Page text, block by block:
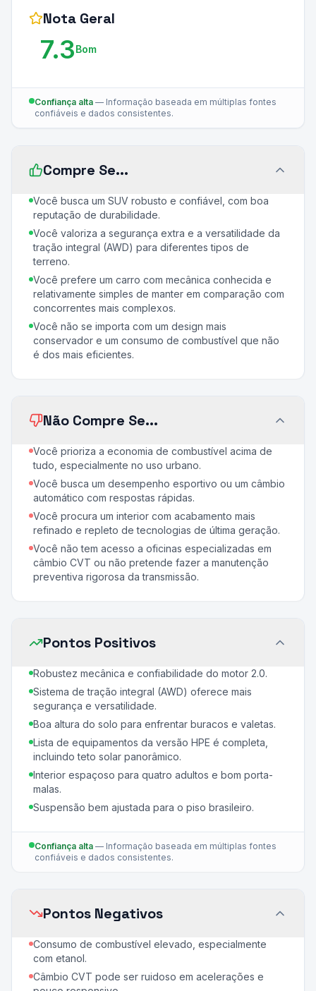
Nota Geral
7.3Bom
Confiança alta — Informação baseada em múltiplas fontes
confiáveis e dados consistentes.
Compre Se...
Você busca um SUV robusto e confiável, com boa
reputação de durabilidade.
Você valoriza a segurança extra e a versatilidade da
tração integral (AWD) para diferentes tipos de
terreno.
Você prefere um carro com mecânica conhecida e
relativamente simples de manter em comparação com
concorrentes mais complexos.
Você não se importa com um design mais
conservador e um consumo de combustível que não
é dos mais eficientes.
Não Compre Se...
Você prioriza a economia de combustível acima de
tudo, especialmente no uso urbano.
Você busca um desempenho esportivo ou um câmbio
automático com respostas rápidas.
Você procura um interior com acabamento mais
refinado e repleto de tecnologias de última geração.
Você não tem acesso a oficinas especializadas em
câmbio CVT ou não pretende fazer a manutenção
preventiva rigorosa da transmissão.
Pontos Positivos
Robustez mecânica e confiabilidade do motor 2.0.
Sistema de tração integral (AWD) oferece mais
segurança e versatilidade.
Boa altura do solo para enfrentar buracos e valetas.
Lista de equipamentos da versão HPE é completa,
incluindo teto solar panorâmico.
Interior espaçoso para quatro adultos e bom porta-
malas.
Suspensão bem ajustada para o piso brasileiro.
Confiança alta — Informação baseada em múltiplas fontes
confiáveis e dados consistentes.
Pontos Negativos
Consumo de combustível elevado, especialmente
com etanol.
Câmbio CVT pode ser ruidoso em acelerações e